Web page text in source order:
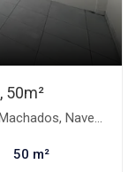
50m²
Navegantes-SC
50 m²